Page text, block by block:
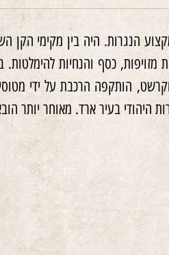
מזויפות, כסף והנחיות
הותקפה הרכבת על ידי
היהודי בעיר ארד. מאוחר יותר